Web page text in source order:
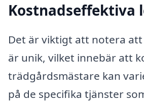
Kostnadseffektiva
Det är viktigt att notera
är unik, vilket innebär att
trädgårdsmästare kan
på de specifika tjänster